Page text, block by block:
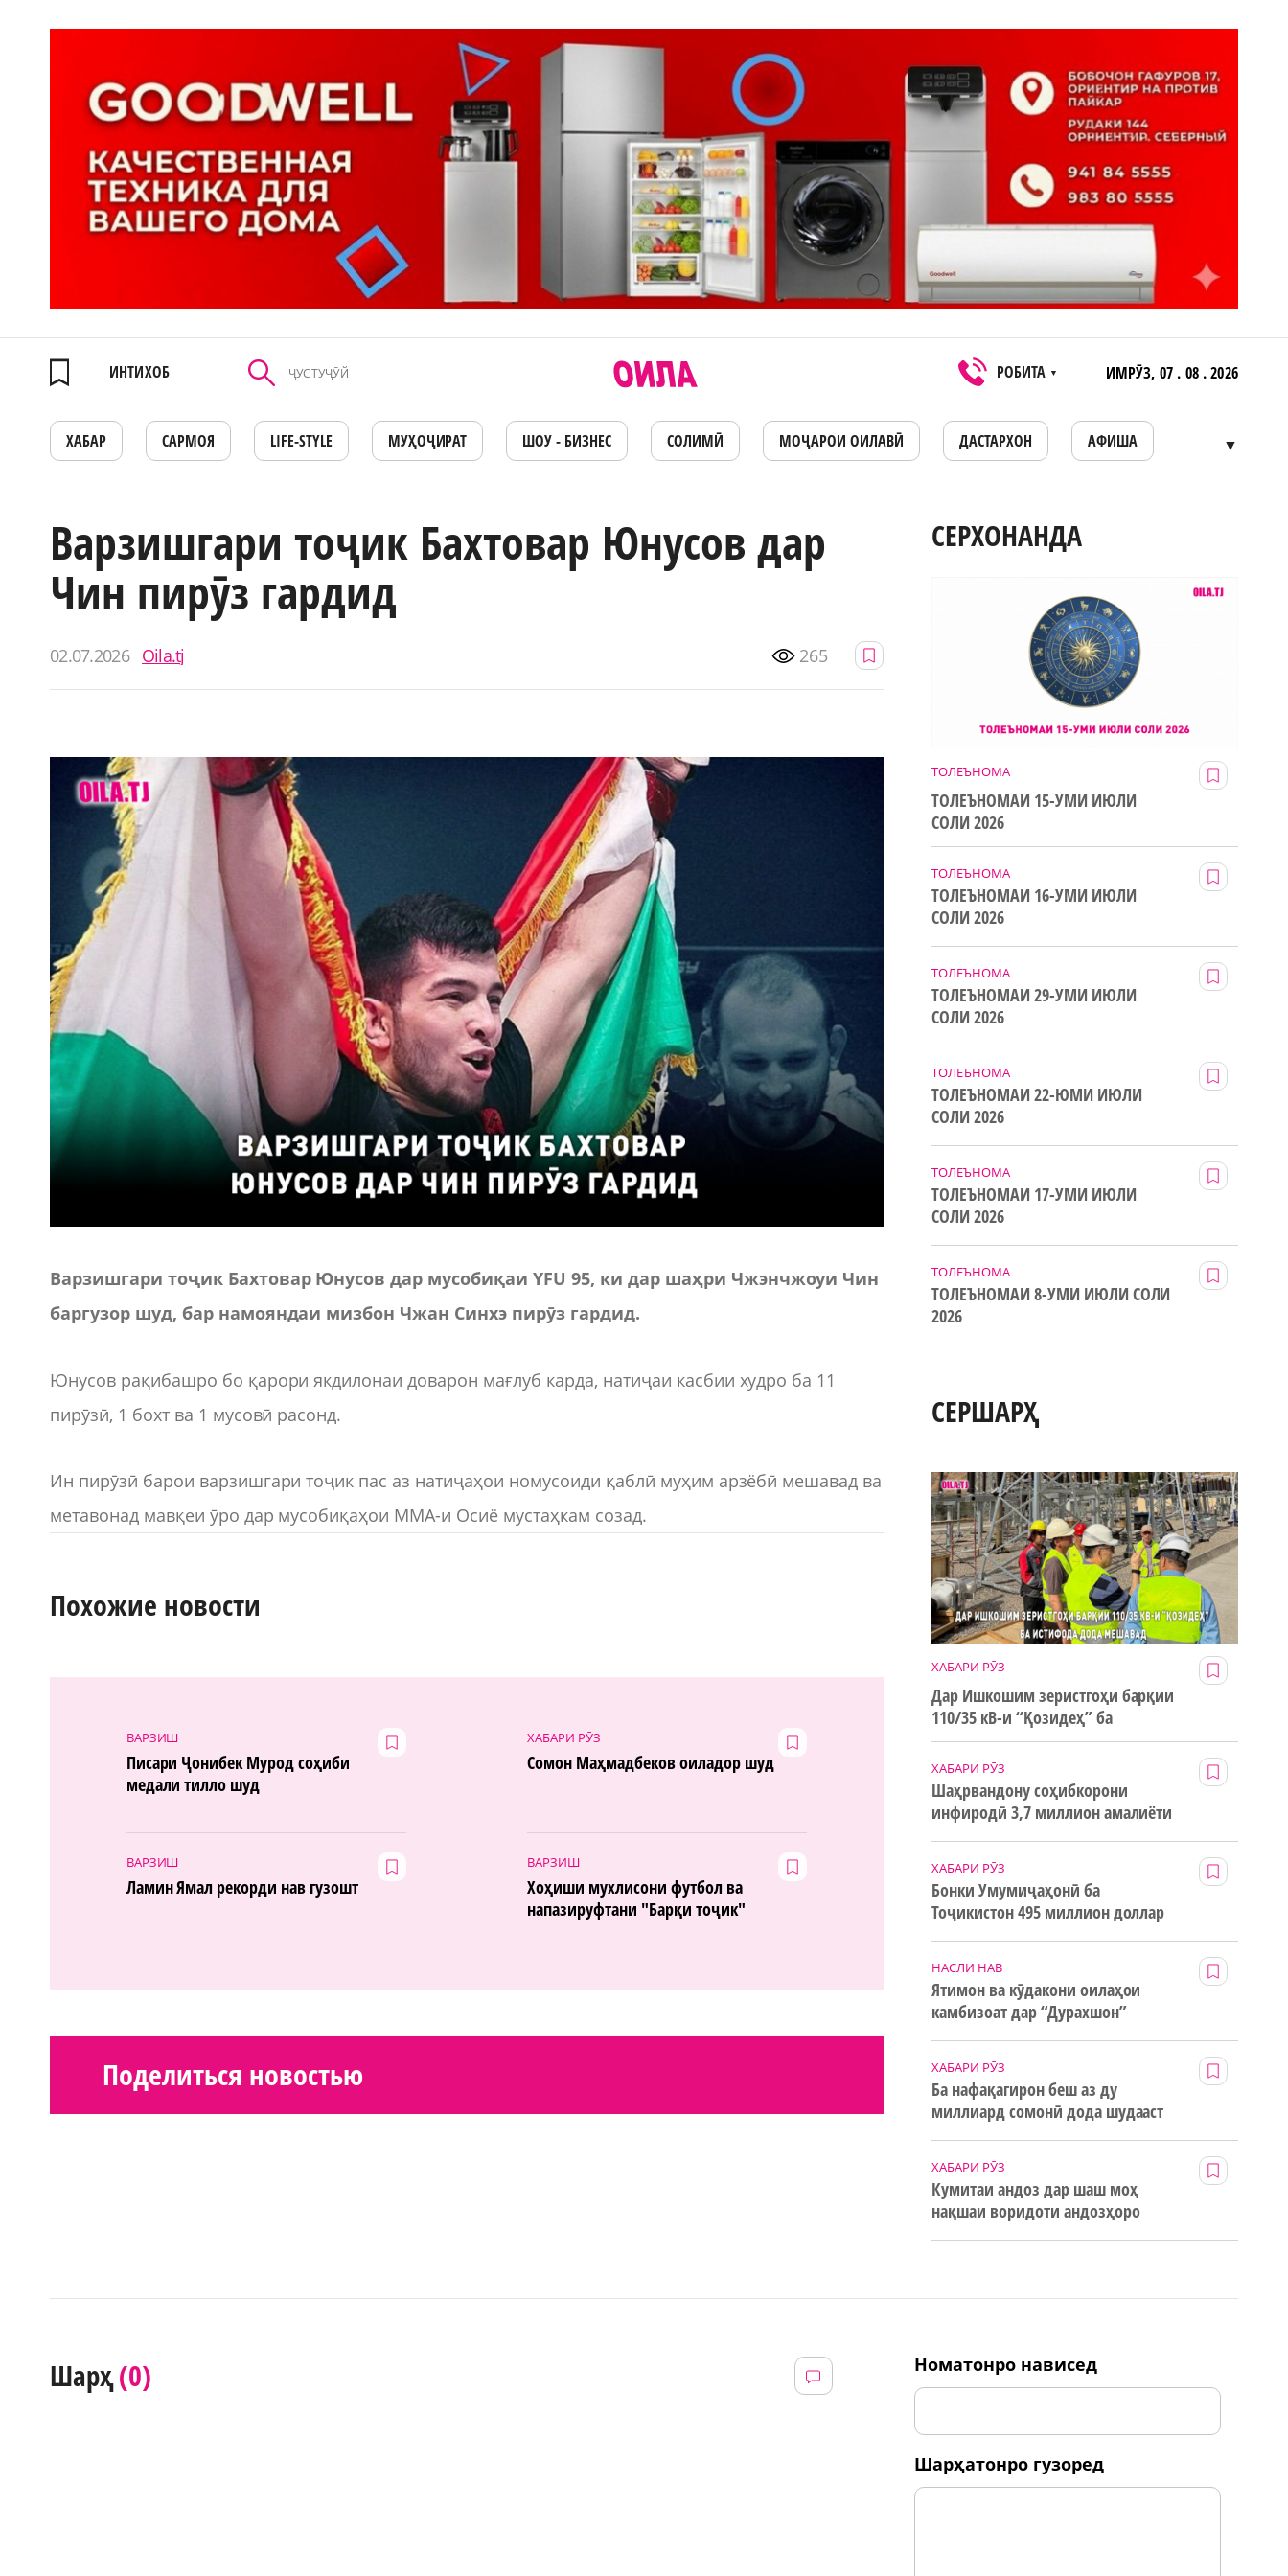
ИНТИХОБ РОБИТА ▼ ИМРӮЗ, 07 . 08 . 2026
ХАБАР САРМОЯ LIFE-STYLE МУҲОҶИРАТ ШОУ - БИЗНЕС СОЛИМӢ МОҶАРОИ ОИЛАВӢ ДАСТАРХОН АФИША ▼
Варзишгари тоҷик Бахтовар Юнусов дар
Чин пирӯз гардид
02.07.2026 Oila.tj 265
Варзишгари тоҷик Бахтовар Юнусов дар мусобиқаи YFU 95, ки дар шаҳри Чжэнчжоуи Чин
баргузор шуд, бар намояндаи мизбон Чжан Синхэ пирӯз гардид.
Юнусов рақибашро бо қарори якдилонаи доварон мағлуб карда, натиҷаи касбии худро ба 11
пирӯзӣ, 1 бохт ва 1 мусовӣ расонд.
Ин пирӯзӣ барои варзишгари тоҷик пас аз натиҷаҳои номусоиди қаблӣ муҳим арзёбӣ мешавад ва
метавонад мавқеи ӯро дар мусобиқаҳои MMA-и Осиё мустаҳкам созад.
Похожие новости
ВАРЗИШ
Писари Ҷонибек Мурод соҳиби
медали тилло шуд
ХАБАРИ РӮЗ
Сомон Маҳмадбеков оиладор шуд
ВАРЗИШ
Ламин Ямал рекорди нав гузошт
ВАРЗИШ
Хоҳиши мухлисони футбол ва
напазируфтани "Барқи тоҷик"
Поделиться новостью
СЕРХОНАНДА
ТОЛЕЪНОМА
ТОЛЕЪНОМАИ 15-УМИ ИЮЛИ
СОЛИ 2026
ТОЛЕЪНОМА
ТОЛЕЪНОМАИ 16-УМИ ИЮЛИ
СОЛИ 2026
ТОЛЕЪНОМА
ТОЛЕЪНОМАИ 29-УМИ ИЮЛИ
СОЛИ 2026
ТОЛЕЪНОМА
ТОЛЕЪНОМАИ 22-ЮМИ ИЮЛИ
СОЛИ 2026
ТОЛЕЪНОМА
ТОЛЕЪНОМАИ 17-УМИ ИЮЛИ
СОЛИ 2026
ТОЛЕЪНОМА
ТОЛЕЪНОМАИ 8-УМИ ИЮЛИ СОЛИ
2026
СЕРШАРҲ
ХАБАРИ РӮЗ
Дар Ишкошим зеристгоҳи барқии
110/35 кВ-и “Қозидеҳ” ба
истифода дода мешавад
ХАБАРИ РӮЗ
Шаҳрвандону соҳибкорони
инфиродӣ 3,7 миллион амалиёти
ХАБАРИ РӮЗ
Бонки Умумиҷаҳонӣ ба
Тоҷикистон 495 миллион доллар
НАСЛИ НАВ
Ятимон ва кӯдакони оилаҳои
камбизоат дар “Дурахшон”
ХАБАРИ РӮЗ
Ба нафақагирон беш аз ду
миллиард сомонӣ дода шудааст
ХАБАРИ РӮЗ
Кумитаи андоз дар шаш моҳ
нақшаи воридоти андозҳоро
Шарҳ(0) номатонро нависед
шарҳатонро гузоред